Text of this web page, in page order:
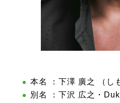
本名 ：下澤 廣之 （し
別名 ：下沢 広之・